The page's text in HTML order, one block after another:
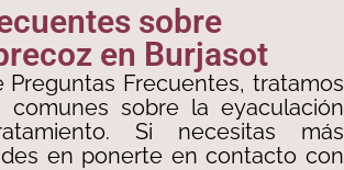
sobre
en Burjasot
Preguntas Frecuentes, tratamos
comunes sobre la eyaculación
Si necesitas más
en ponerte en contacto con